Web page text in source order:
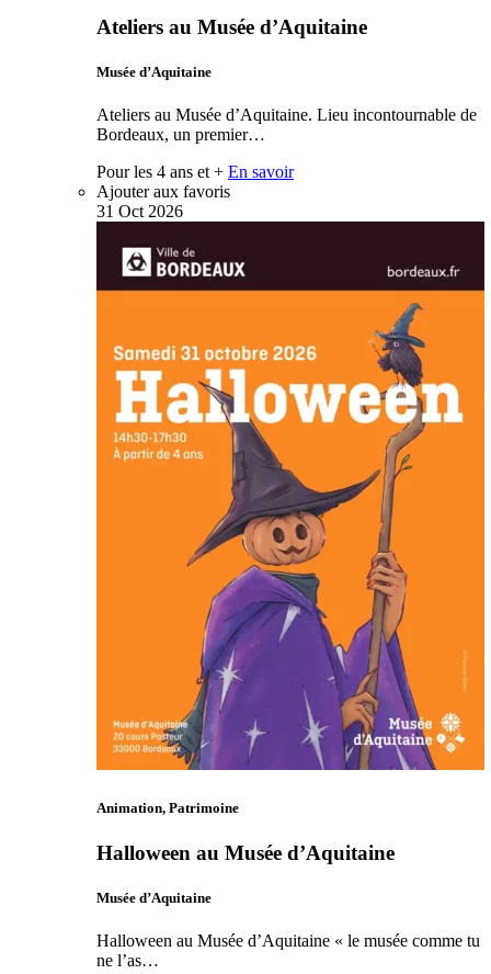
Ateliers au Musée d’Aquitaine
Musée d’Aquitaine
Ateliers au Musée d’Aquitaine. Lieu incontournable de
Bordeaux, un premier…
Pour les 4 ans et + En savoir
Ajouter aux favoris
31 Oct 2026
Animation, Patrimoine
Halloween au Musée d’Aquitaine
Musée d’Aquitaine
Halloween au Musée d’Aquitaine « le musée comme tu
ne l’as…